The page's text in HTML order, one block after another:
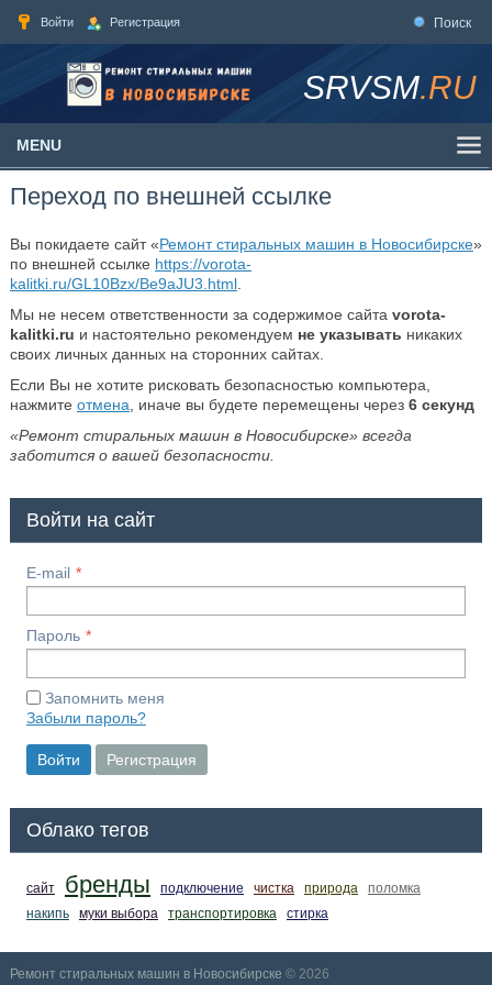
Войти Регистрация Поиск
SRVSM.RU
MENU
Переход по внешней ссылке
Вы покидаете сайт «Ремонт стиральных машин в Новосибирске»
по внешней ссылке https://vorota-
kalitki.ru/GL10Bzx/Be9aJU3.html.
Мы не несем ответственности за содержимое сайта vorota-
kalitki.ru и настоятельно рекомендуем не указывать никаких
своих личных данных на сторонних сайтах.
Если Вы не хотите рисковать безопасностью компьютера,
нажмите отмена , иначе вы будете перемещены через 6секунд
«Ремонт стиральных машин в Новосибирске» всегда
заботится о вашей безопасности.
Войти на сайт
E-mail
Пароль
Запомнить меня
Забыли пароль?
Войти Регистрация
Облако тегов
сайт бренды подключение чистка природа
поломка
накипь
муки выбора транспортировка стирка
Ремонт стиральных машин в Новосибирске © 2026